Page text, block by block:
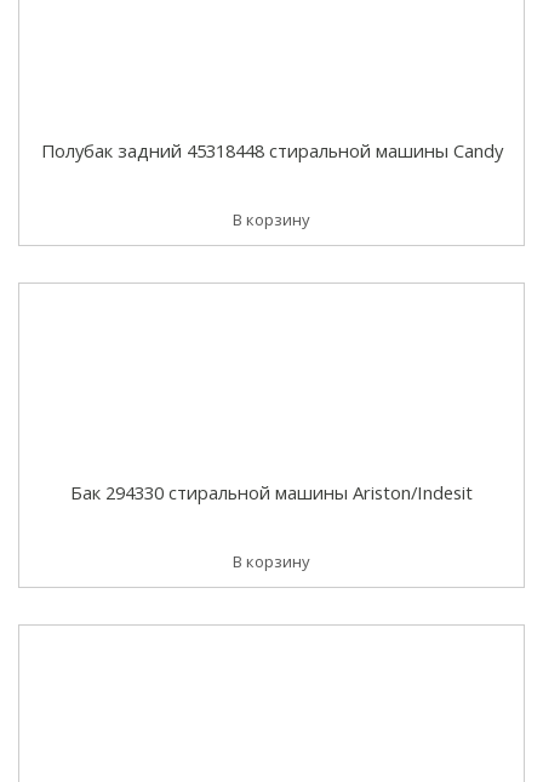
Полубак задний 45318448 стиральной машины Candy
В корзину
Бак 294330 стиральной машины Ariston/Indesit
В корзину